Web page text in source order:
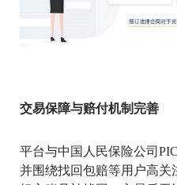
交易保障与赔付机制完善
平台与中国人民保险公司
并围绕找回包赔等用户高